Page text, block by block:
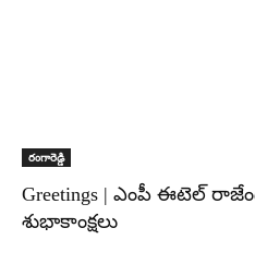
రంగారెడ్డి
Greetings | ఎంపీ ఈటెల్
శుభాకాంక్షలు